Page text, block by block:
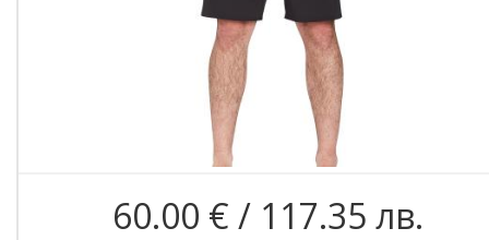
60.00 € / 117.35 лв.